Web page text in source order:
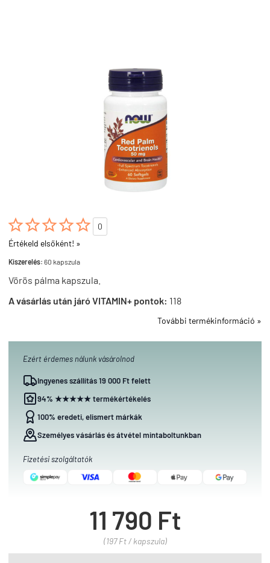

0
Értékeld elsőként! »
Kiszerelés: 60 kapszula
Vörös pálma kapszula.
A vásárlás után járó VITAMIN+ pontok: 118
További termékinformáció »
Ezért érdemes nálunk vásárolnod
Ingyenes szállítás 19 000 Ft felett
94% ★★★★★ termékértékelés
100% eredeti, elismert márkák
Személyes vásárlás és átvétel mintaboltunkban
Fizetési szolgáltatók
11 790 Ft
(197 Ft / kapszula)